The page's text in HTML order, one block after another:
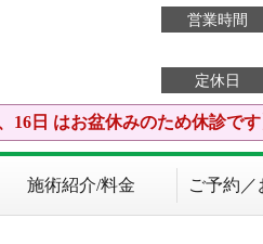
営業時間
定休日
16日 はお盆休みのため休診です
施術紹介/料金 ご予約